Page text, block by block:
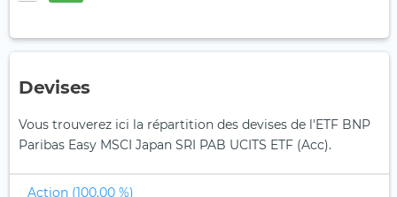
Devises
Vous trouverez ici la répartition des devises de l'ETF BNP
Paribas Easy MSCI Japan SRI PAB UCITS ETF (Acc).
Action (100,00 %)